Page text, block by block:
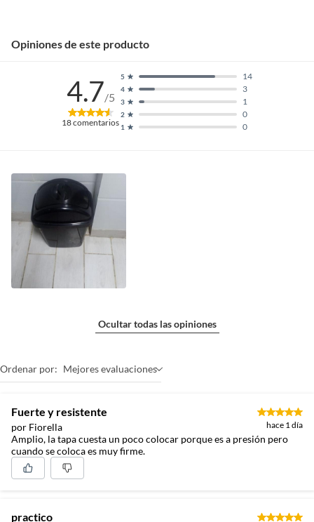
Opiniones de este producto
4.7/5
18comentarios 1 0
2 0
3 1
4 3
5 14
Ocultar todas las opiniones
Ordenar por: Mejores evaluaciones
Fuerte y resistente
por Fiorella hace 1 día
Amplio, la tapa cuesta un poco colocar porque es a presión pero
cuando se coloca es muy firme.
practico